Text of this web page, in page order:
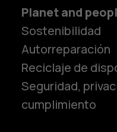
Planet and
Sostenibilidad
Autorreparación
Reciclaje de
Seguridad,
cumplimiento